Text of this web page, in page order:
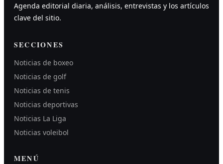
Agenda editorial diaria, análisis, entrevistas y los artículos
clave del sitio.
SECCIONES
Noticias de boxeo
Noticias de golf
Noticias de tenis
Noticias deportivas
Noticias La Liga
Noticias voleibol
MENÚ